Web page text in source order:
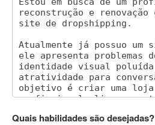
Quais habilidades são desejadas?